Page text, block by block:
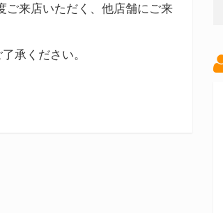
ご来店いただく、他店舗にご来
承ください。